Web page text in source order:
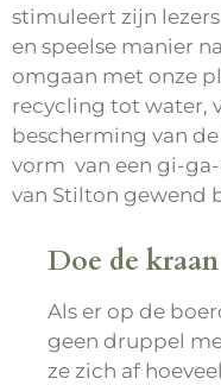
stimuleert zijn
en speelse manier
omgaan met onze
recycling tot water,
bescherming van
vorm van een gi-
van Stilton gewend
Doe de
Als er op de
geen druppel
ze zich af